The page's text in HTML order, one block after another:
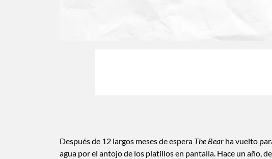
Después de 12 largos meses de espera The Bear ha vuelto
agua por el antojo de los platillos en pantalla. Hace un año,